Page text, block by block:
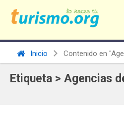
Inicio Contenido en
Etiqueta > Agencias